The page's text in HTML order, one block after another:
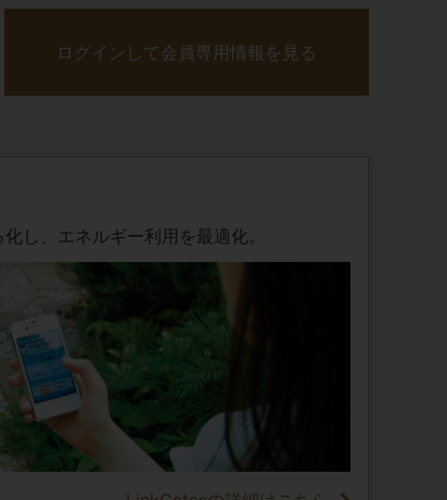
ログインして会員専用情報を見る
し、エネルギー利用を最適化。